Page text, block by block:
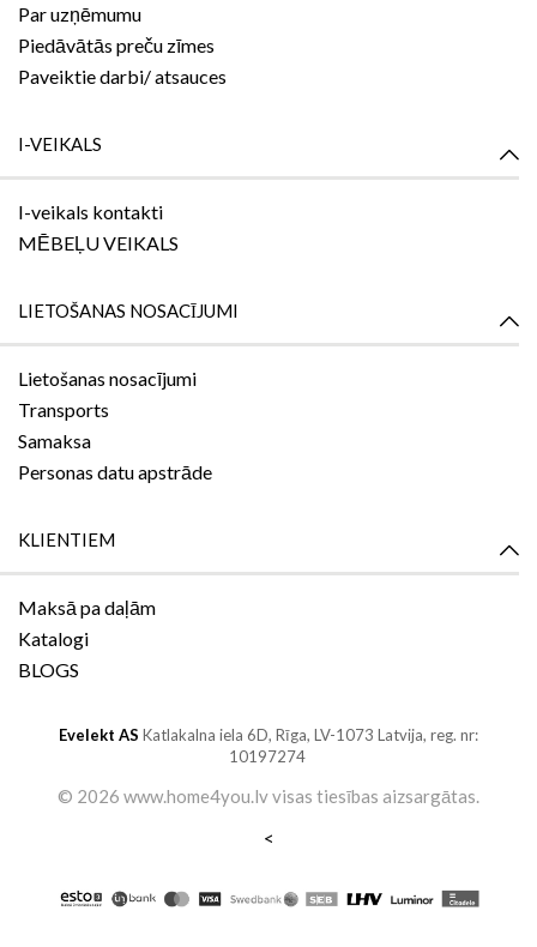
Par uzņēmumu
Piedāvātās preču zīmes
Paveiktie darbi/ atsauces
I-VEIKALS
I-veikals kontakti
MĒBEĻU VEIKALS
LIETOŠANAS NOSACĪJUMI
Lietošanas nosacījumi
Transports
Samaksa
Personas datu apstrāde
KLIENTIEM
Maksā pa daļām
Katalogi
BLOGS
Evelekt AS Katlakalna iela 6D, Rīga, LV-1073 Latvija, reg. nr:
10197274
© 2026 www.home4you.lvvisas tiesības aizsargātas
<